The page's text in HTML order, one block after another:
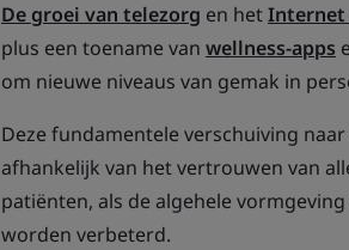
De groei van telezorg en hetInternet
plus een toename van wellness-apps
om nieuwe niveaus van gemak in
Deze fundamentele verschuiving
afhankelijk van het vertrouwen van
patiënten, als de algehele
worden verbeterd.